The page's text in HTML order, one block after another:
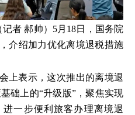
者 郝帅）5月18日，国务院
介绍加力优化离境退税措施
上表示，这次推出的离境退
础上的“升级版”，聚焦实现
进一步便利旅客办理离境退